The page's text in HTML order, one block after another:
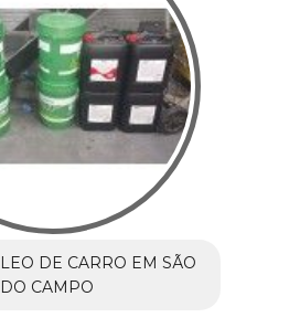
DE CARRO EM SÃO
CAMPO